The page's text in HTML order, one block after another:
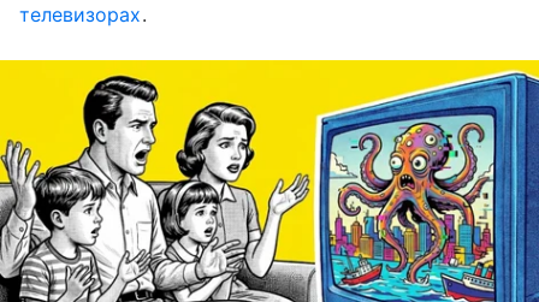
телевизорах.